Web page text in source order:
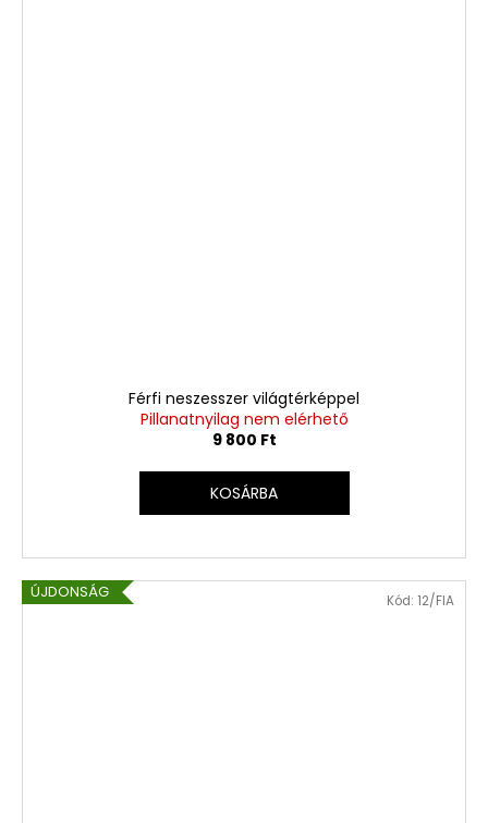
Férfi neszesszer világtérképpel
Pillanatnyilag nem elérhető
9 800 Ft
KOSÁRBA
ÚJDONSÁG Kód: 12/FIA